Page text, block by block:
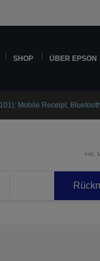
SHOP ÜBER EPSON
Mobile Receipt,
inkl.